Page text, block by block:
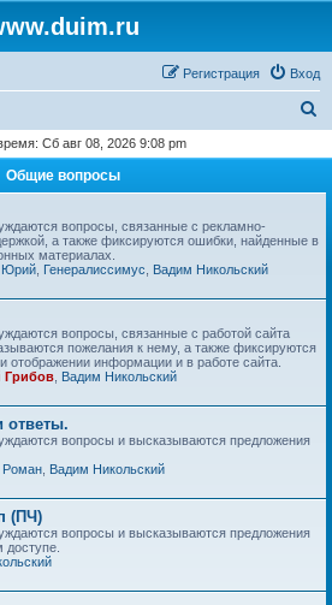
Вход
Регистрация
с
Сб авг 08, 2026 9:08 pm
Общие вопросы
вопросы, связанные с рекламно-
а также фиксируются ошибки, найденные в
материалах.
Юрий Генералиссимус
Вадим Никольский
вопросы, связанные с работой сайта
пожелания к нему, а также фиксируются
отображении информации и в работе сайта.
Грибов Вадим Никольский
ответы.
вопросы и высказываются предложения
Роман Вадим Никольский
(ПЧ)
вопросы и высказываются предложения
доступе.